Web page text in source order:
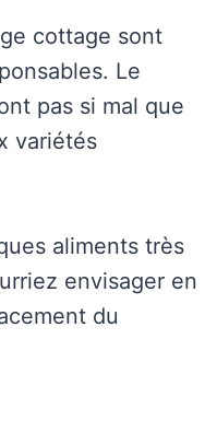
cottage sont
Le
pas si mal que
variétés
aliments très
envisager en
du